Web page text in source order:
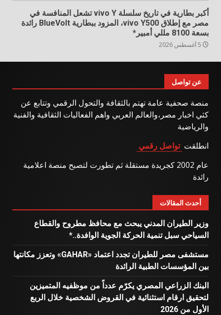
أكبر بطارية في تاريخ سلسلة vivo Y تشعل المنافسة في
مصر مع إطلاق vivo Y500، المزود ببطارية BlueVolt رائدة
بسعة 8100 مللي أمبير*
عن تواصل
منصة صحفية عامة تهتم بالثقافة والتحول الرقمي وتتابع عن
كثي اخبار مصر،والعالم العربي واهم الفعاليات الثقافية والفنية
والرياضية
انطلقت تواصل رقمي
عام 2002 كجريدة مستقلة ثم تطورت لتصبح منصة اعلامية
رائدة
أحدث المقالات
وزير الطيران المدني يبحث مع محافظ مطروح والقطاع
السياحي سبل تنمية الحركة الجوية الوافدة..*
مستشفى مصر للطيران تجدد اعتماد «GAHAR» وتعزز مكانتها
بين المؤسسات الطبية الرائدة
البنك الزراعي المصري يكرّم عدداً من موظفيه المتميزين
لتحقيق ارقام استثنائية في القروض الشخصية خلال الربع
الأول من 2026